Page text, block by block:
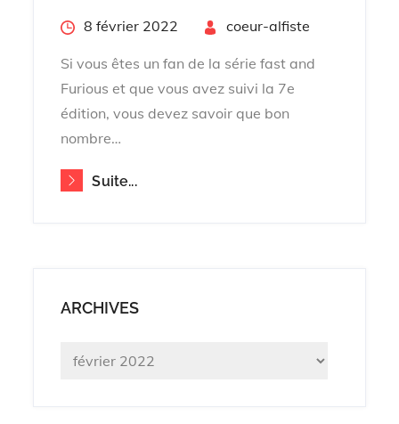
Posted8 février 2022 coeur-alfiste
Si vous êtes un fan de la série fast and
Furious et que vous avez suivi la 7e
édition, vous devez savoir que bon
nombre…
Suite...
ARCHIVES
Archives